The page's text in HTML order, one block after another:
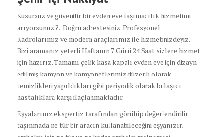
Kusursuz ve güvenilir bir evden eve taşımacılık hizmetimi
arıyorsunuz ?.. Doğru adrestesiniz. Profesyonel
Kadrolarımız ve modern araçlarımız ile hizmetinizdeyiz.
Bizi aramanız yeterli Haftanın 7 Günü 24 Saat sizlere hizmet
için hazırız. Tamamı çelik kasa kapalı evden eve için dizayn
edilmiş kamyon ve kamyonetlerimiz düzenli olarak
temizlikleri yapıldıkları gibi periyodik olarak bulaşıcı
hastalıklara karşı ilaçlanmaktadır.
Eşyalarınız ekspertiz tarafından görülüp değerlendirilir
taşınmada ne tür bir aracın kullanabileceğini eşyanızın